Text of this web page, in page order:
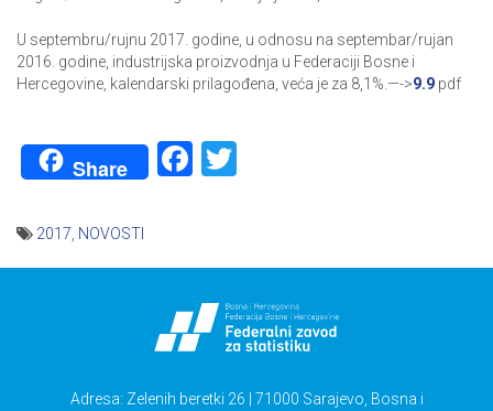
U septembru/rujnu 2017. godine, u odnosu na septembar/rujan
2016. godine, industrijska proizvodnja u Federaciji Bosne i
Hercegovine, kalendarski prilagođena, veća je za 8,1%.—->9.9 pdf
Share Facebook
2017 NOVOSTI
Adresa: Zelenih beretki 26 | 71000 Sarajevo, Bosna i